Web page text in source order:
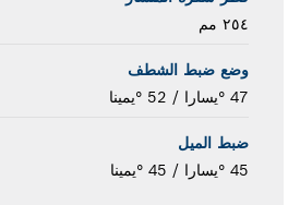
٢٥٤ مم
وضع ضبط الشطف
47 °يسارا / 52 °يمينا
ضبط الميل
45 °يسارا / 45 °يمينا